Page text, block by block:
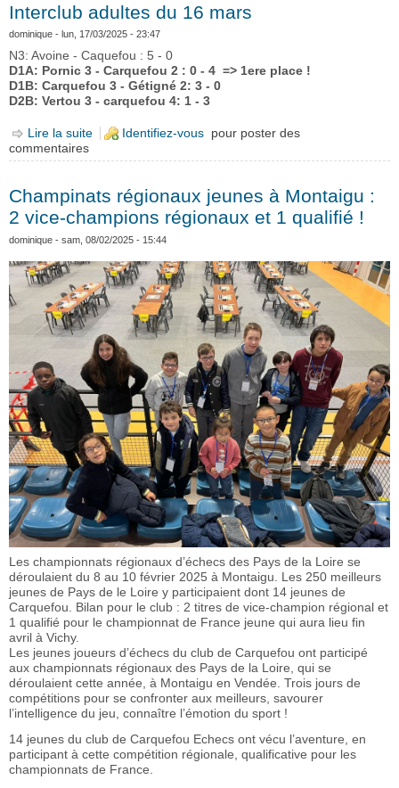
Interclub adultes du 16 mars
dominique - lun, 17/03/2025 - 23:47
N3: Avoine - Caquefou : 5 - 0
D1A: Pornic 3 - Carquefou 2 : 0 - 4 => 1ere place !
D1B: Carquefou 3 - Gétigné 2: 3 - 0
D2B: Vertou 3 - carquefou 4: 1 - 3
Lire la suite de Interclub adultes du 16 mars
Identifiez-vous pour poster des
commentaires
Champinats régionaux jeunes à Montaigu :
2 vice-champions régionaux et 1 qualifié !
dominique - sam, 08/02/2025 - 15:44
Les championnats régionaux d’échecs des Pays de la Loire se
déroulaient du 8 au 10 février 2025 à Montaigu. Les 250 meilleurs
jeunes de Pays de le Loire y participaient dont 14 jeunes de
Carquefou. Bilan pour le club : 2 titres de vice-champion régional et
1 qualifié pour le championnat de France jeune qui aura lieu fin
avril à Vichy.
Les jeunes joueurs d’échecs du club de Carquefou ont participé
aux championnats régionaux des Pays de la Loire, qui se
déroulaient cette année, à Montaigu en Vendée. Trois jours de
compétitions pour se confronter aux meilleurs, savourer
l’intelligence du jeu, connaître l’émotion du sport !
14 jeunes du club de Carquefou Echecs ont vécu l’aventure, en
participant à cette compétition régionale, qualificative pour les
championnats de France.